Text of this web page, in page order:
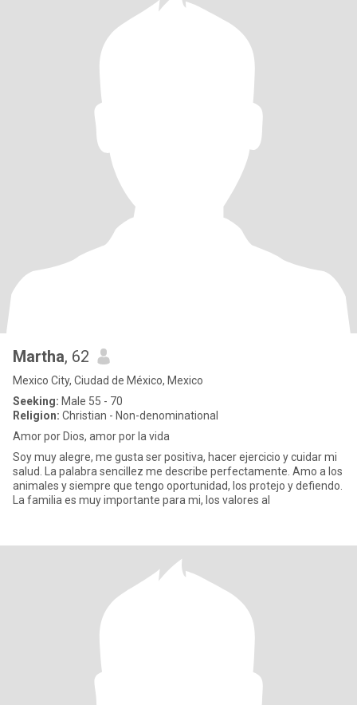
Martha, 62
Mexico City, Ciudad de México, Mexico
Seeking: Male 55 - 70
Religion: Christian - Non-denominational
Amor por Dios, amor por la vida
Soy muy alegre, me gusta ser positiva, hacer ejercicio y cuidar mi
salud. La palabra sencillez me describe perfectamente. Amo a los
animales y siempre que tengo oportunidad, los protejo y defiendo.
La familia es muy importante para mi, los valores al